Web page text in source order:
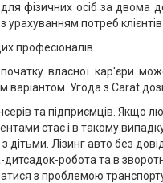
для фізичних осіб за
урахуванням потреб
професіоналів.
власної кар'єри
варіантом. Угода з Carat
та підприємців. Якщо
стає і в такому
дітьми. Лізинг авто без
робота та в
з проблемою